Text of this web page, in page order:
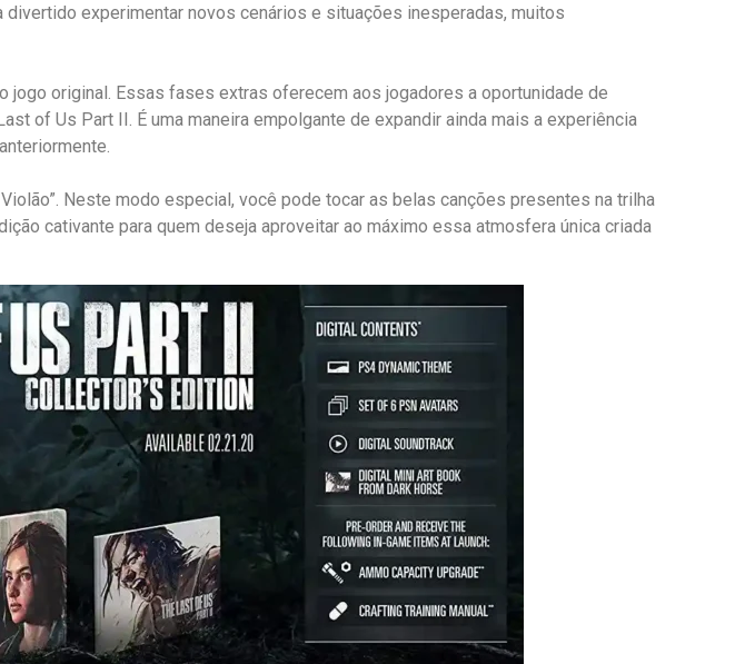
experimentar novos cenários e situações inesperadas, muitos
jogo original. Essas fases extras oferecem aos jogadores a oportunidade de
of Us Part II. É uma maneira empolgante de expandir ainda mais a experiência
Neste modo especial, você pode tocar as belas canções presentes na trilha
cativante para quem deseja aproveitar ao máximo essa atmosfera única criada